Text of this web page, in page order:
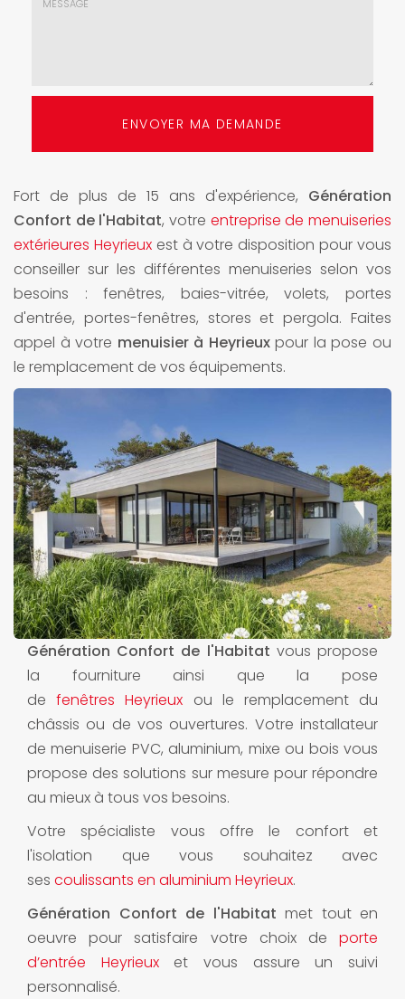
Message
ENVOYER MA DEMANDE
Fort de plus de 15 ans d'expérience, Génération
Confort de l'Habitat, votre entreprise de menuiseries
extérieures Heyrieuxest à votre disposition pour vous
conseiller sur les différentes menuiseries selon vos
besoins : fenêtres, baies-vitrée, volets, portes
d'entrée, portes-fenêtres, stores et pergola. Faites
appel à votre menuisier à Heyrieuxpour la pose ou
le remplacement de vos équipements.
Génération Confort de l'Habitat vous propose
la fourniture ainsi que la pose
defenêtres Heyrieux ou le remplacement du
châssis ou de vos ouvertures. Votre installateur
de menuiserie PVC, aluminium, mixe ou bois vous
propose des solutions sur mesure pour répondre
au mieux à tous vos besoins.
Votre spécialiste vous offre le confort et
l'isolation que vous souhaitez avec
ses coulissants en aluminium Heyrieux.
Génération Confort de l'Habitat met tout en
oeuvre pour satisfaire votre choix de porte
d’entrée Heyrieuxet vous assure un suivi
personnalisé.